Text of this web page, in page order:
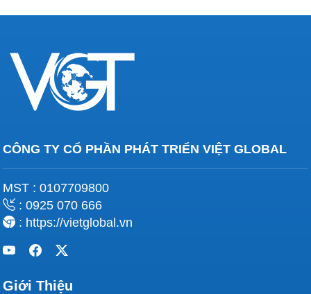
CÔNG TY CỔ PHẦN PHÁT TRIỂN VIỆT GLOBAL
MST : 0107709800
: 0925 070 666
: https://vietglobal.vn
Giới Thiệu